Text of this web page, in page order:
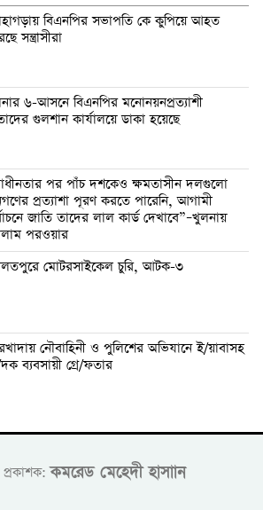
বিএনপির সভাপতি কে কুপিয়ে আহত
সন্ত্রাসীরা
৬-আসনে বিএনপির মনোনয়নপ্রত্যাশী
গুলশান কার্যালয়ে ডাকা হয়েছে
পর পাঁচ দশকেও ক্ষমতাসীন দলগুলো
প্রত্যাশা পূরণ করতে পারেনি, আগামী
জাতি তাদের লাল কার্ড দেখাবে”–খুলনায়
পরওয়ার
মোটরসাইকেল চুরি, আটক-৩
নৌবাহিনী ও পুলিশের অভিযানে ই/য়াবাসহ
ব্যবসায়ী গ্রে/ফতার
কমরেড মেহেদী হাসাান